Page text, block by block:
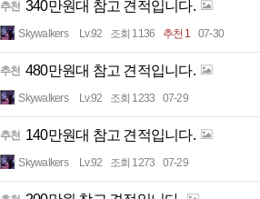
추천 340만원대 참고 견적입니다.
Skywalkers Lv.92 조회 1136 추천 1 07-30
추천 480만원대 참고 견적입니다.
Skywalkers Lv.92 조회 1233 07-29
추천 140만원대 참고 견적입니다.
Skywalkers Lv.92 조회 1273 07-29